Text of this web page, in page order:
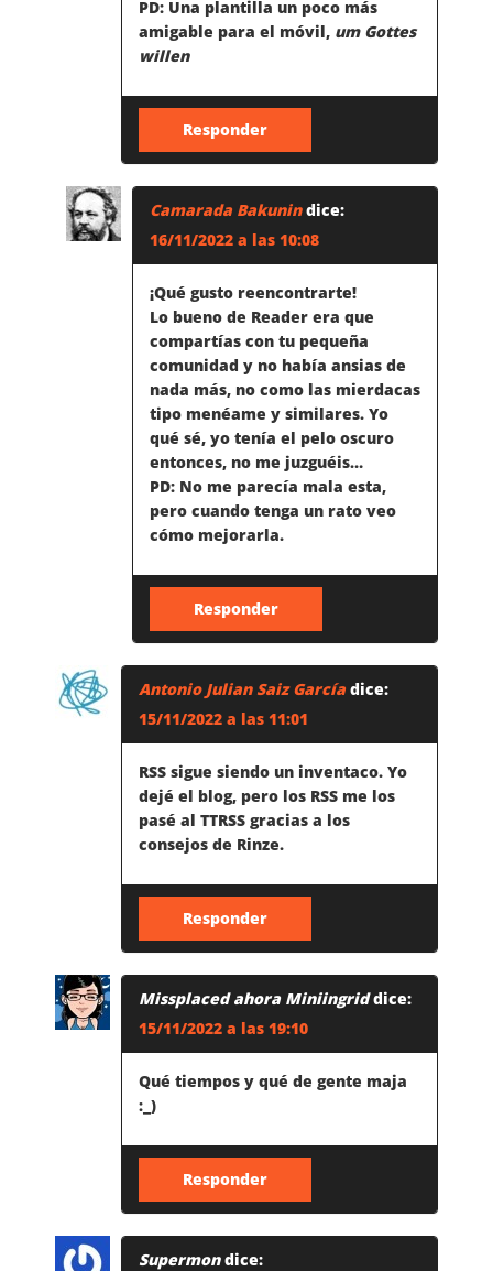
PD: Una plantilla un poco más
amigable para el móvil, um Gottes
willen
Responder
Camarada Bakunin dice:
16/11/2022 a las 10:08
¡Qué gusto reencontrarte!
Lo bueno de Reader era que
compartías con tu pequeña
comunidad y no había ansias de
nada más, no como las mierdacas
tipo menéame y similares. Yo
qué sé, yo tenía el pelo oscuro
entonces, no me juzguéis…
PD: No me parecía mala esta,
pero cuando tenga un rato veo
cómo mejorarla.
Responder
Antonio Julian Saiz García dice:
15/11/2022 a las 11:01
RSS sigue siendo un inventaco. Yo
dejé el blog, pero los RSS me los
pasé al TTRSS gracias a los
consejos de Rinze.
Responder
Missplaced ahora Miniingrid dice:
15/11/2022 a las 19:10
Qué tiempos y qué de gente maja
:_)
Responder
Supermon dice: